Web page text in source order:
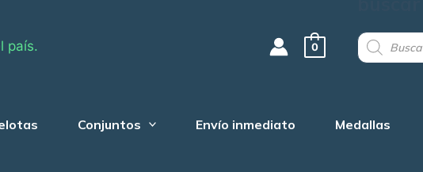
país. 0
Products
search
Conjuntos Envío inmediato Medallas